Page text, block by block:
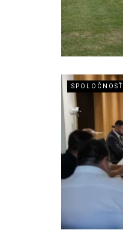
SPOLOČNOSŤ